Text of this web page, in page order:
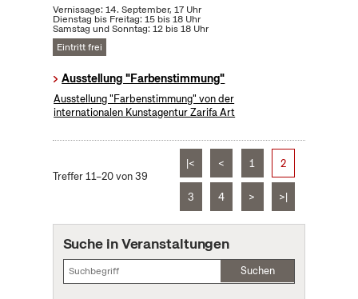
Vernissage: 14. September, 17 Uhr
Dienstag bis Freitag: 15 bis 18 Uhr
Samstag und Sonntag: 12 bis 18 Uhr
Eintritt frei
Ausstellung "Farbenstimmung"
Ausstellung "Farbenstimmung" von der
internationalen Kunstagentur Zarifa Art
Treffer 11–20 von 39
|< < 1 2
3 4 > >|
Suche in Veranstaltungen
Suchen